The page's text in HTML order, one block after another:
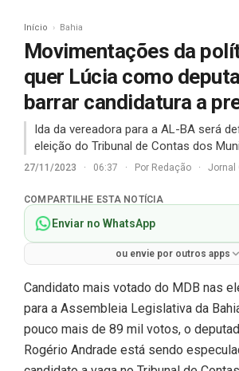
Início Bahia
Movimentações da
quer Lúcia como
barrar candidatura a
Ida da vereadora para a AL-BA será
eleição do Tribunal de Contas dos
27/11/2023 · 06:37 · Por Redação · Jornal
COMPARTILHE ESTA NOTÍCIA
Enviar no WhatsApp
ou envie por outros apps
Candidato mais votado do MDB nas
para a Assembleia Legislativa da
pouco mais de 89 mil votos, o
Rogério Andrade está sendo